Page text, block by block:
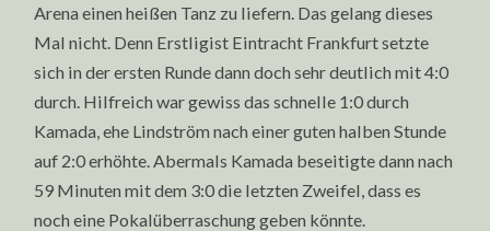
Arena einen heißen Tanz zu liefern. Das gelang dieses
Mal nicht. Denn Erstligist Eintracht Frankfurt setzte
sich in der ersten Runde dann doch sehr deutlich mit 4:0
durch. Hilfreich war gewiss das schnelle 1:0 durch
Kamada, ehe Lindström nach einer guten halben Stunde
auf 2:0 erhöhte. Abermals Kamada beseitigte dann nach
59 Minuten mit dem 3:0 die letzten Zweifel, dass es
noch eine Pokalüberraschung geben könnte.